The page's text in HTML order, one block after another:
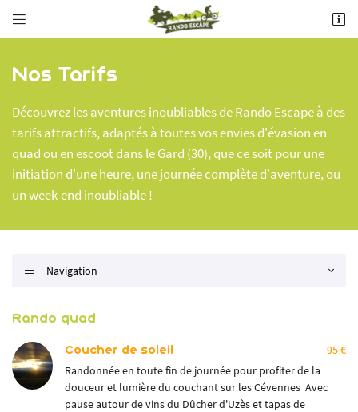


06 84 32 43 35
Contactez-nous
Par téléphone
06 84 32 43 35
Par mail
info@rando-escape.com
Sur nos réseaux :
Rafraîchir le captcha
Nos Tarifs
Découvrez les aventures inoubliables de Rando Escape à des
tarifs attractifs, adaptés à toutes vos envies d'évasion en
quad ou en escoot dans le Gard (30), que ce soit pour une
initiation d'une heure, une journée complète d'aventure, ou
un week-end inoubliable !
 Navigation
Rando quad
Coucher de soleil
95 €
Randonnée en toute fin de journée pour profiter de la
douceur et lumière du couchant sur les Cévennes Avec
pause autour de vins du Dûcher d'Uzès et tapas de